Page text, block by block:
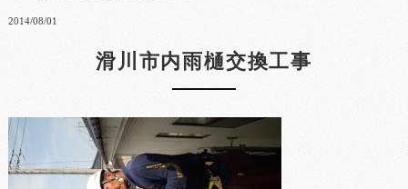
2014/08/01
滑川市内雨樋交換工事